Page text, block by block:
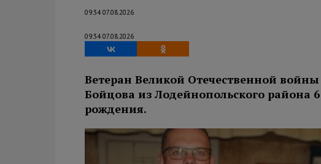
09:34 07.08.2026
09:34 07.08.2026
Ветеран Великой Отечественной
Бойцова из Лодейнопольского района
рождения.